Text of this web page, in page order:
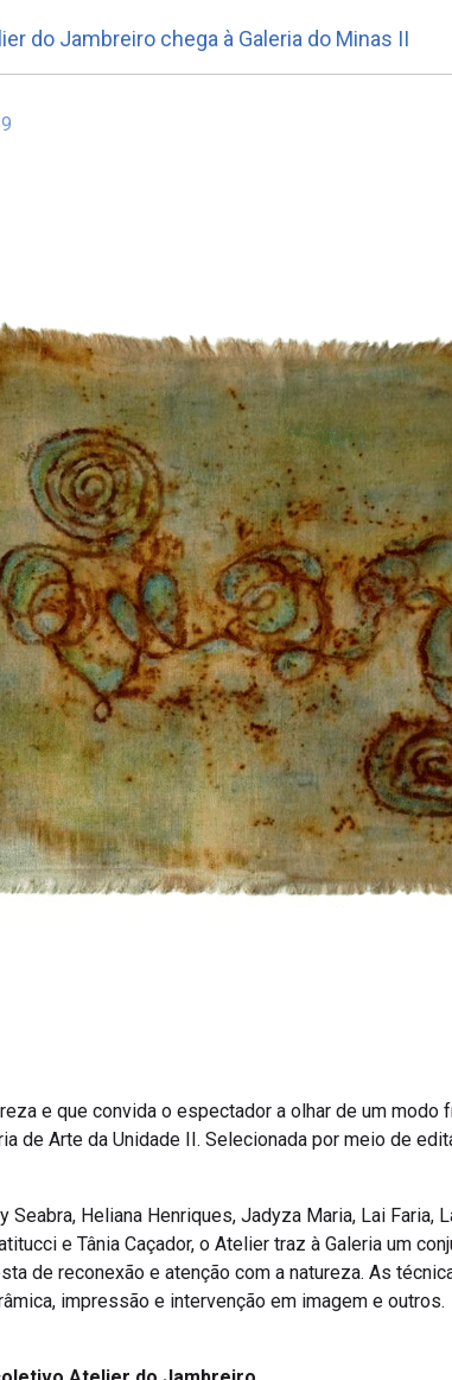
do Jambreiro chega à Galeria do Minas II
e que convida o espectador a olhar de um
de Arte da Unidade II. Selecionada por meio de
Heliana Henriques, Jadyza Maria, Lai Faria,
e Tânia Caçador, o Atelier traz à Galeria um
de reconexão e atenção com a natureza. As
impressão e intervenção em imagem e outros.